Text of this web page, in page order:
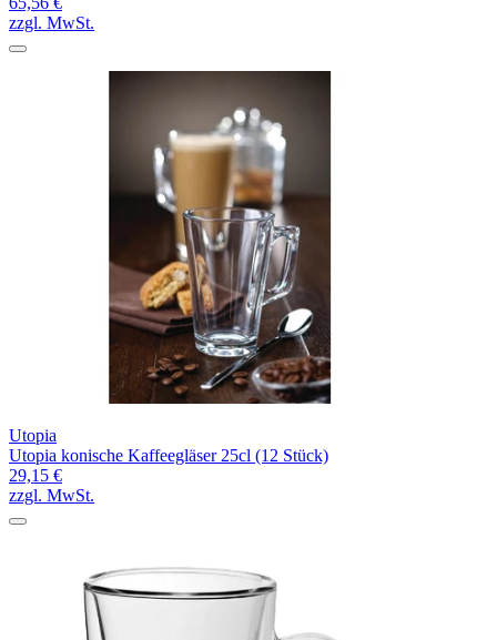
zzgl. MwSt.
Utopia
Utopia konische Kaffeegläser 25cl (12 Stück)
29,15 €
zzgl. MwSt.